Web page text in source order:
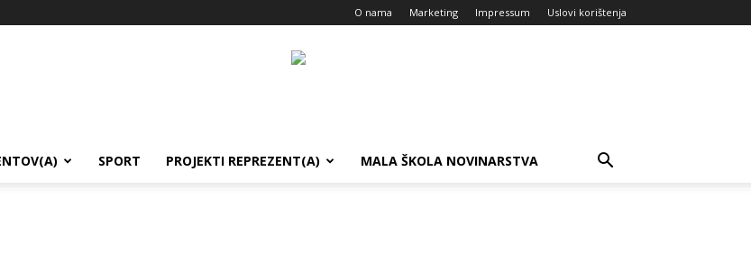
O nama Marketing Impressum Uslovi korištenja
SPORT PROJEKTI REPREZENT(A) MALA ŠKOLA NOVINARSTVA